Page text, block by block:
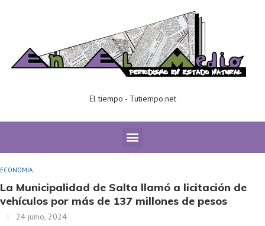
El tiempo - Tutiempo.net
La Municipalidad de Salta llamó a licitación de
ECONOMIA
La Municipalidad de Salta llamó a licitación de
vehículos por más de 137 millones de pesos
24 junio, 2024